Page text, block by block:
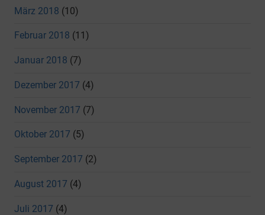
März 2018 (10)
Februar 2018 (11)
Januar 2018 (7)
Dezember 2017 (4)
November 2017 (7)
Oktober 2017 (5)
September 2017 (2)
August 2017 (4)
Juli 2017 (4)